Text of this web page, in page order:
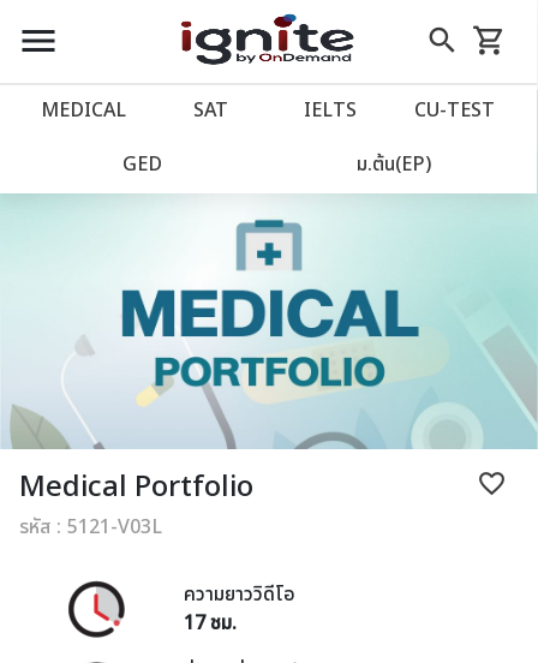
close
account_balance หน้าแรก
เว็บไซต์อิกไนท์
วางแผนการเรียน
เข้าสู่ระบบ
assignment ลงทะเบียน
menu search
Skip
to
shopping_cart
รถเข็น
MEDICAL SAT IELTS CU‑TEST
GED ม.ต้น(EP)
favorite_border
Medical Portfolio
รหัส : 5121-V03L
ความยาววิดีโอ
17 ชม.